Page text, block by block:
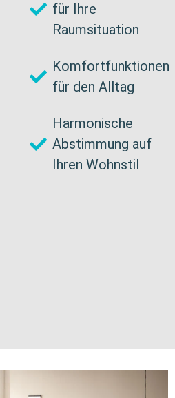
für Ihre
Raumsituation
Komfortfunktionen
für den Alltag
Harmonische
Abstimmung auf
Ihren Wohnstil